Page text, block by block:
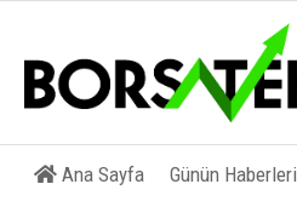
Ana Sayfa Günün Haberleri